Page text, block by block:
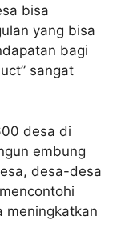
bisa
yang bisa
bagi
sangat
desa di
embung
desa-desa
meningkatkan